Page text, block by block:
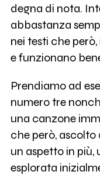
degna di nota.
abbastanza
nei testi che
e funzionano
Prendiamo ad
numero tre
una canzone
che però,
un aspetto in più,
esplorata